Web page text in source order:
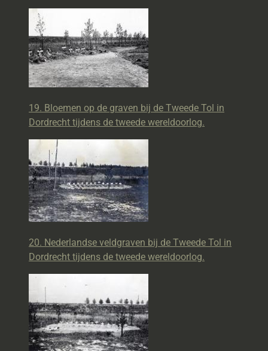
19. Bloemen op de graven bij de Tweede Tol in
Dordrecht tijdens de tweede wereldoorlog.
20. Nederlandse veldgraven bij de Tweede Tol in
Dordrecht tijdens de tweede wereldoorlog.